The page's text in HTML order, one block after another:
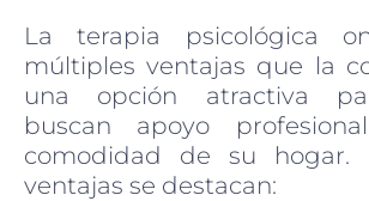
La terapia psicológica
múltiples ventajas que la
una opción atractiva
buscan apoyo
comodidad de su hogar.
ventajas se destacan: